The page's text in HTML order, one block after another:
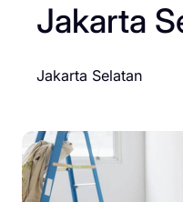
Jakarta
Jakarta Selatan